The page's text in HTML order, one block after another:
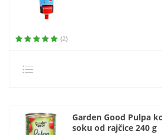
(2)
Garden Good Pulpa
soku od rajčice 240 g